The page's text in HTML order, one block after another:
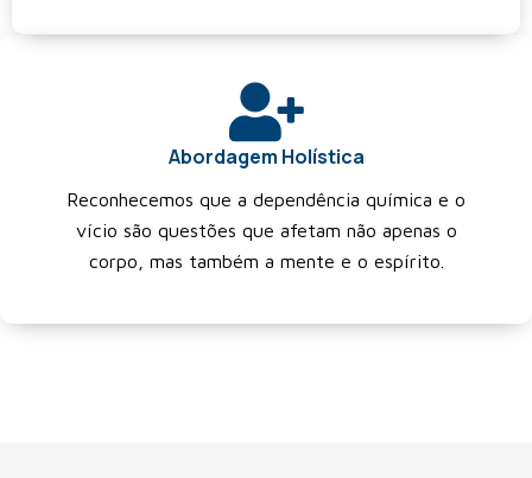
Abordagem Holística
Reconhecemos que a dependência química e o
vício são questões que afetam não apenas o
corpo, mas também a mente e o espírito.